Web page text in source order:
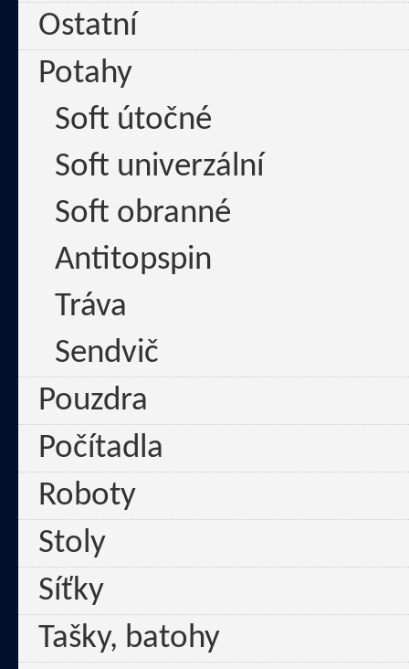
Ostatní
Potahy
Soft útočné
Soft univerzální
Soft obranné
Antitopspin
Tráva
Sendvič
Pouzdra
Počítadla
Roboty
Stoly
Síťky
Tašky, batohy